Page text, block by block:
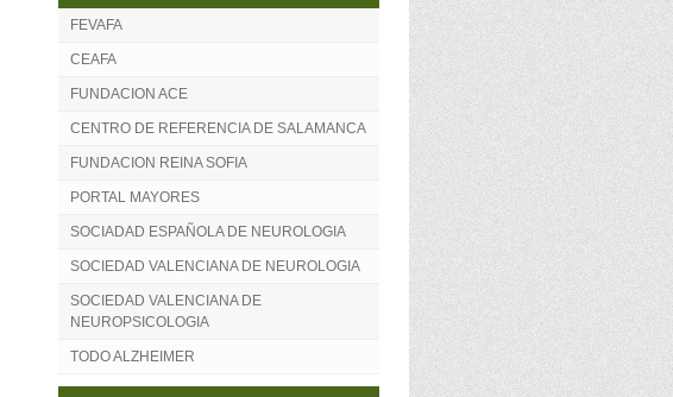
FEVAFA
CEAFA
FUNDACION ACE
CENTRO DE REFERENCIA DE SALAMANCA
FUNDACION REINA SOFIA
PORTAL MAYORES
SOCIADAD ESPAÑOLA DE NEUROLOGIA
SOCIEDAD VALENCIANA DE NEUROLOGIA
SOCIEDAD VALENCIANA DE
NEUROPSICOLOGIA
TODO ALZHEIMER